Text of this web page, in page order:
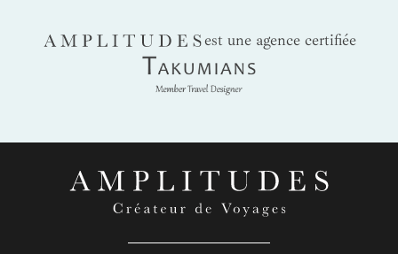
AMPLITUDES
est une agence certifiée
Takumians